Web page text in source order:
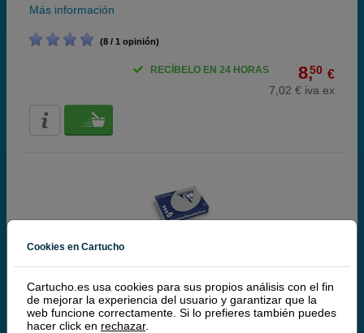
Más información
(8 / 1 opinión)
8,50 €
7,02 € iva ex
RECÍBELO EN 24 HORAS
Clairefontaine gris claro Papel de color 80 gramos A4
Más información
Cookies en Cartucho
Cartucho.es usa cookies para sus propios análisis con el fin
de mejorar la experiencia del usuario y garantizar que la
web funcione correctamente. Si lo prefieres también puedes
hacer click en rechazar.